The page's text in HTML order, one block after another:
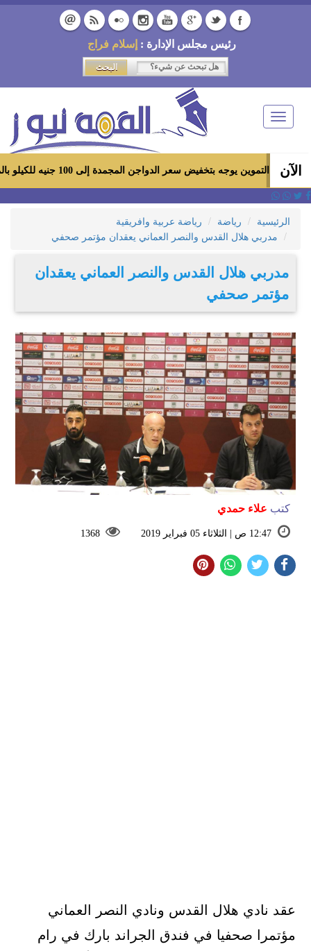
رئيس مجلس الإدارة : إسلام فراج
Toggle
navigation
الآن
يوجه بتخفيض سعر الدواجن المجمدة إلى 100 جنيه للكيلو بالمجمعات الاستهلاكية ومعارض «أهلاً رمضان»
الرئيسية رياضة
رياضة عربية وافريقية
مدربي هلال القدس والنصر العماني يعقدان مؤتمر صحفي
مدربي هلال القدس والنصر العماني يعقدان
مؤتمر صحفي
كتب علاء حمدي
12:47 ص | الثلاثاء 05 فبراير 2019 1368
عقد نادي هلال القدس ونادي النصر العماني
مؤتمرا صحفيا في فندق الجراند بارك في رام